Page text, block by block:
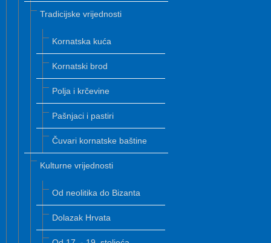
Tradicijske vrijednosti
Kornatska kuća
Kornatski brod
Polja i krčevine
Pašnjaci i pastiri
Čuvari kornatske baštine
Kulturne vrijednosti
Od neolitika do Bizanta
Dolazak Hrvata